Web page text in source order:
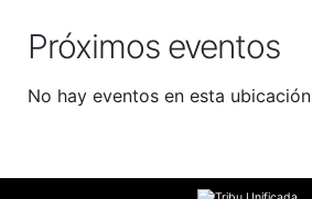
Próximos eventos
No hay eventos en esta ubicación